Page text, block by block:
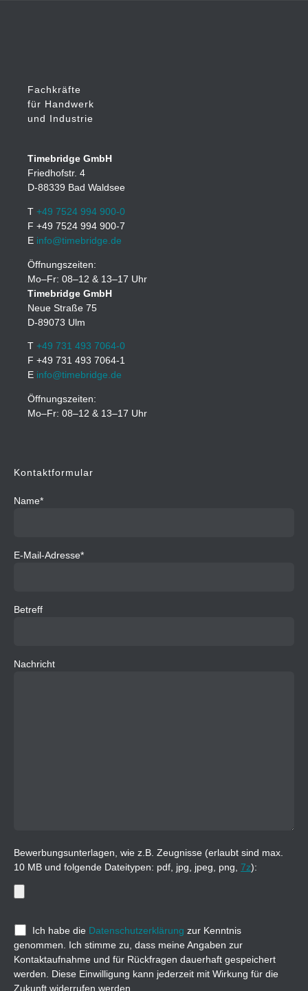
Fachkräfte
für Handwerk
und Industrie
Timebridge GmbH
Friedhofstr. 4
D-88339 Bad Waldsee
T +49 7524 994 900-0
F +49 7524 994 900-7
E info@timebridge.de
Öffnungszeiten:
Mo–Fr: 08–12 & 13–17 Uhr
Timebridge GmbH
Neue Straße 75
D-89073 Ulm
T +49 731 493 7064-0
F +49 731 493 7064-1
E info@timebridge.de
Öffnungszeiten:
Mo–Fr: 08–12 & 13–17 Uhr
Kontaktformular
Name*
E-Mail-Adresse*
Betreff
Nachricht
Bewerbungsunterlagen, wie z.B. Zeugnisse (erlaubt sind max.
10 MB und folgende Dateitypen: pdf, jpg, jpeg, png, 7z):
Ich habe die Datenschutzerklärung zur Kenntnis
genommen. Ich stimme zu, dass meine Angaben zur
Kontaktaufnahme und für Rückfragen dauerhaft gespeichert
werden. Diese Einwilligung kann jederzeit mit Wirkung für die
Zukunft widerrufen werden.